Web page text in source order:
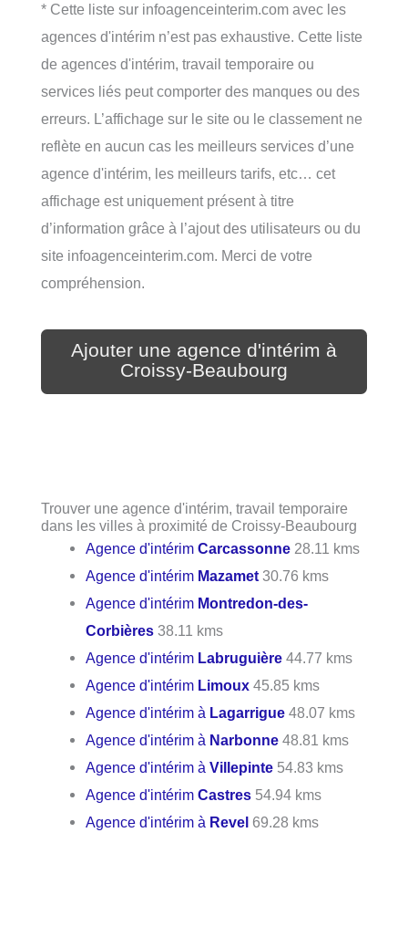
* Cette liste sur infoagenceinterim.com avec les
agences d'intérim n’est pas exhaustive. Cette liste
de agences d'intérim, travail temporaire ou
services liés peut comporter des manques ou des
erreurs. L’affichage sur le site ou le classement ne
reflète en aucun cas les meilleurs services d’une
agence d'intérim, les meilleurs tarifs, etc… cet
affichage est uniquement présent à titre
d’information grâce à l’ajout des utilisateurs ou du
site infoagenceinterim.com. Merci de votre
compréhension.
Ajouter une agence d'intérim à
Croissy-Beaubourg
Trouver une agence d'intérim, travail temporaire
dans les villes à proximité de Croissy-Beaubourg
Agence d'intérimCarcassonne 28.11 kms
Agence d'intérim Mazamet 30.76 kms
Agence d'intérim Montredon-des-
Corbières 38.11 kms
Agence d'intérim Labruguière 44.77 kms
Agence d'intérim Limoux 45.85 kms
Agence d'intérim à Lagarrigue 48.07 kms
Agence d'intérim à Narbonne 48.81 kms
Agence d'intérim àVillepinte 54.83 kms
Agence d'intérimCastres 54.94 kms
Agence d'intérim à Revel 69.28 kms